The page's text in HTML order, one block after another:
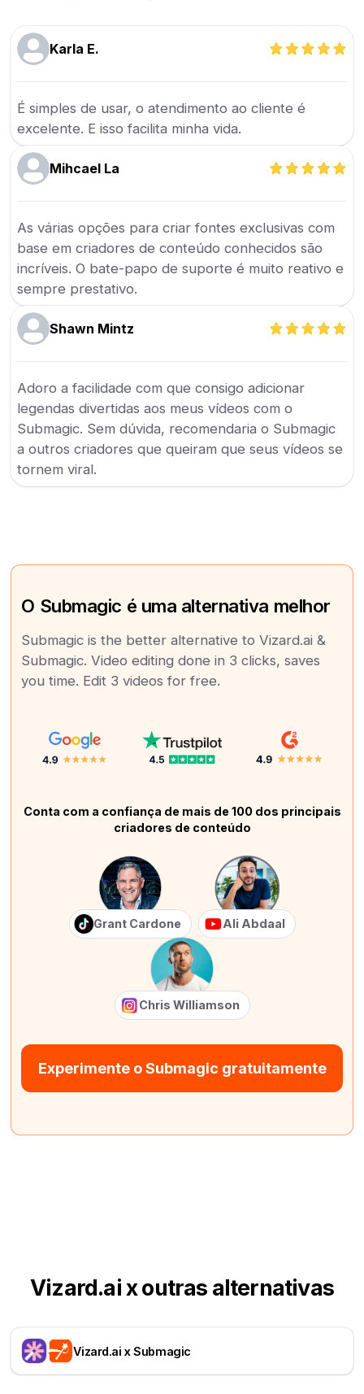
Karla E.
É simples de usar, o atendimento ao cliente é
excelente. E isso facilita minha vida.
Mihcael La
As várias opções para criar fontes exclusivas com
base em criadores de conteúdo conhecidos são
incríveis. O bate-papo de suporte é muito reativo e
sempre prestativo.
Shawn Mintz
Adoro a facilidade com que consigo adicionar
legendas divertidas aos meus vídeos com o
Submagic. Sem dúvida, recomendaria o Submagic
a outros criadores que queiram que seus vídeos se
tornem viral.
O Submagic é uma alternativa melhor
Submagic is the better alternative to Vizard.ai &
Submagic. Video editing done in 3 clicks, saves
you time. Edit 3 videos for free.
Conta com a confiança de mais de 100 dos principais
criadores de conteúdo
Grant Cardone Ali Abdaal
Chris Williamson
Experimente o Submagic gratuitamente
Vizard.ai x outras alternativas
Vizard.ai x Submagic